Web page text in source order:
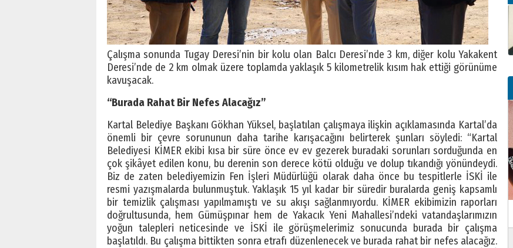
Çalışma sonunda Tugay Deresi’nin bir kolu olan Balcı Deresi’nde 3 km, diğer kolu Yakakent
Deresi’nde de 2 km olmak üzere toplamda yaklaşık 5 kilometrelik kısım hak ettiği görünüme
kavuşacak.
“Burada Rahat Bir Nefes Alacağız”
Kartal Belediye Başkanı Gökhan Yüksel, başlatılan çalışmaya ilişkin açıklamasında Kartal’da
önemli bir çevre sorununun daha tarihe karışacağını belirterek şunları söyledi: “Kartal
Belediyesi KİMER ekibi kısa bir süre önce ev ev gezerek buradaki sorunları sorduğunda en
çok şikâyet edilen konu, bu derenin son derece kötü olduğu ve dolup tıkandığı yönündeydi.
Biz de zaten belediyemizin Fen İşleri Müdürlüğü olarak daha önce bu tespitlerle İSKİ ile
resmi yazışmalarda bulunmuştuk. Yaklaşık 15 yıl kadar bir süredir buralarda geniş kapsamlı
bir temizlik çalışması yapılmamıştı ve su akışı sağlanmıyordu. KİMER ekibimizin raporları
doğrultusunda, hem Gümüşpınar hem de Yakacık Yeni Mahallesi’ndeki vatandaşlarımızın
yoğun talepleri neticesinde ve İSKİ ile görüşmelerimiz sonucunda burada bir çalışma
başlatıldı. Bu çalışma bittikten sonra etrafı düzenlenecek ve burada rahat bir nefes alacağız.